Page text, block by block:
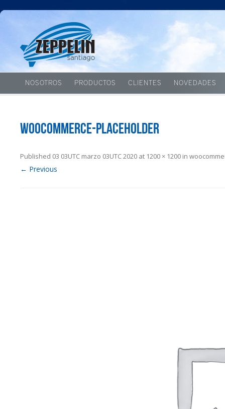
NOSOTROS PRODUCTOS CLIENTES NOVEDADES
woocommerce-placeholder
Published 03 03UTC marzo 03UTC 2020 at 1200 × 1200 in
← Previous